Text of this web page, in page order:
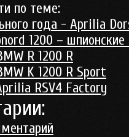
по теме:
года - Aprilia
1200 –
R 1200 R
K 1200 R Sport
RSV4 Factory